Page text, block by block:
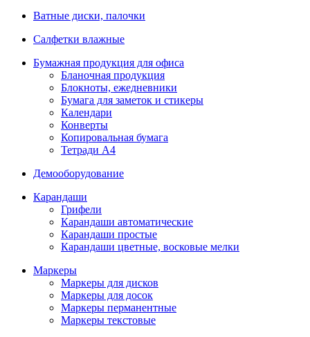
Ватные диски, палочки
Салфетки влажные
Бумажная продукция для офиса
Бланочная продукция
Блокноты, ежедневники
Бумага для заметок и стикеры
Календари
Конверты
Копировальная бумага
Тетради А4
Демооборудование
Карандаши
Грифели
Карандаши автоматические
Карандаши простые
Карандаши цветные, восковые мелки
Маркеры
Маркеры для дисков
Маркеры для досок
Маркеры перманентные
Маркеры текстовые